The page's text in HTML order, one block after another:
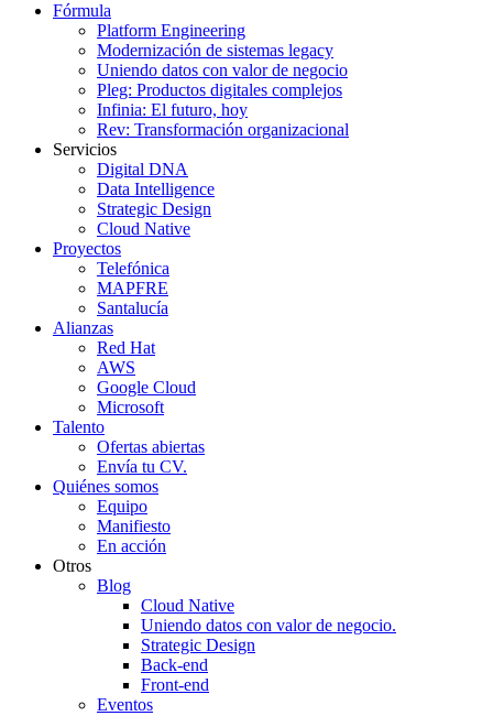
Fórmula
Platform Engineering
Modernización de sistemas legacy
Uniendo datos con valor de negocio
Pleg: Productos digitales complejos
Infinia: El futuro, hoy
Rev: Transformación organizacional
Servicios
Digital DNA
Data Intelligence
Strategic Design
Cloud Native
Proyectos
Telefónica
MAPFRE
Santalucía
Alianzas
Red Hat
AWS
Google Cloud
Microsoft
Talento
Ofertas abiertas
Envía tu CV.
Quiénes somos
Equipo
Manifiesto
En acción
Otros
Blog
Cloud Native
Uniendo datos con valor de negocio.
Strategic Design
Back-end
Front-end
Eventos